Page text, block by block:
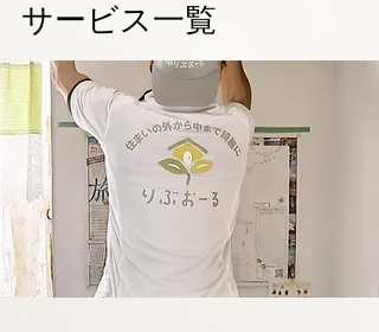
​サービス一覧